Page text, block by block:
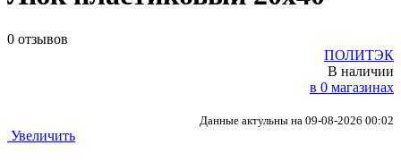
0 отзывов
ПОЛИТЭК
В наличии
в 0 магазинах
Данные актульны на 09-08-2026 00:02
Увеличить